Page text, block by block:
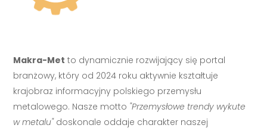
Makra-Met to dynamicznie rozwijający się portal
branżowy, który od 2024 roku aktywnie kształtuje
krajobraz informacyjny polskiego przemysłu
metalowego. Nasze motto "Przemysłowe trendy wykute
w metalu"doskonale oddaje charakter naszej